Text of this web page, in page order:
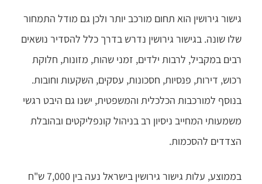
גישור גירושין הוא תחום מורכב יותר ולכן גם מודל התמחור
שלו שונה. בגישור גירושין נדרש בדרך כלל להסדיר נושאים
רבים במקביל, לרבות ילדים, זמני שהות, מזונות, חלוקת
רכוש, דירות, פנסיות, חסכונות, עסקים, השקעות וחובות.
בנוסף למורכבות הכלכלית והמשפטית, ישנו גם היבט רגשי
משמעותי המחייב ניסיון רב בניהול קונפליקטים ובהובלת
הצדדים להסכמות.
בממוצע, עלות גישור גירושין בישראל נעה בין 7,000 ש"ח